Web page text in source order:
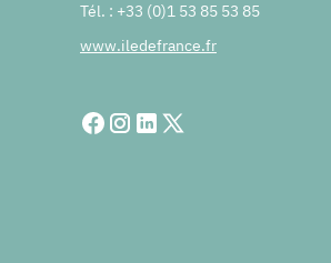
Tél. : +33 (0)1 53 85 53 85
www.iledefrance.fr